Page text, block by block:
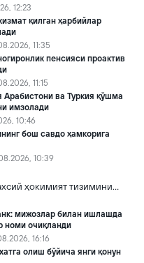
12:23
қилган ҳарбийлар
11:35
пенсияси проактив
11:15
Арабистони ва Туркия қўшма
имзолади
10:46
бош савдо ҳамкорига
10:39
ҳокимият тизимини
ва ҳокимиятни
Таҳлилчилар фикрича, бу
мумкин.
мижозлар билан ишлашда
номи очиқланди
16:16
олиш бўйича янги қонун